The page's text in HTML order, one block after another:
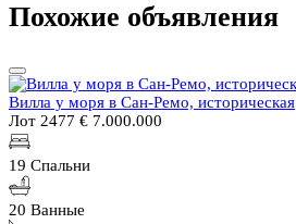
Похожие объявления
Вилла у моря в Сан-Ремо, историческая
Лот 2477 € 7.000.000
19 Спальни
20 Ванные